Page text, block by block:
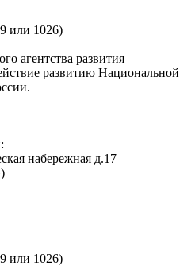
или 1026)
агентства развития
развитию Национальной
набережная д.17
или 1026)